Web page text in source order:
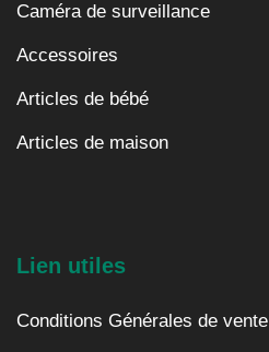
Caméra de surveillance
Accessoires
Articles de bébé
Articles de maison
Lien utiles
Conditions Générales de vente